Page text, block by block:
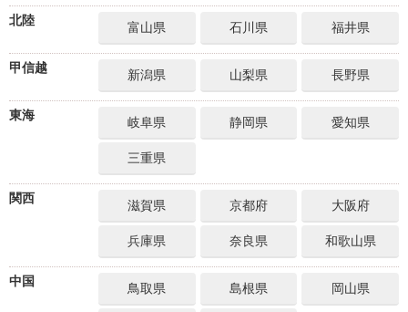
北陸 富山県 石川県 福井県
甲信越 新潟県 山梨県 長野県
東海 岐阜県 静岡県 愛知県
三重県
関西 滋賀県 京都府 大阪府
兵庫県 奈良県 和歌山県
中国 鳥取県 島根県 岡山県